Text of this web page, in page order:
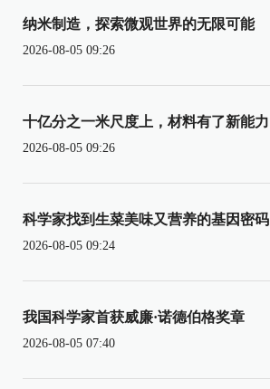
纳米制造，探索微观世界的无限可能
2026-08-05 09:26
十亿分之一米尺度上，材料有了新能力
2026-08-05 09:26
科学家找到生菜美味又营养的基因密码
2026-08-05 09:24
我国科学家首获威廉·诺德伯格奖章
2026-08-05 07:40